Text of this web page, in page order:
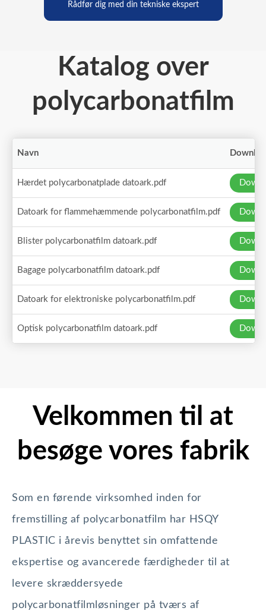
Rådfør dig med din tekniske ekspert
Katalog over
polycarbonatfilm
Navn
Hærdet polycarbonatplade datoark.pdf
Datoark for flammehæmmende polycarbonatfilm.pdf
Blister polycarbonatfilm datoark.pdf
Bagage polycarbonatfilm datoark.pdf
Datoark for elektroniske polycarbonatfilm.pdf
Optisk polycarbonatfilm datoark.pdf
Velkommen til at
besøge vores fabrik
Som en førende virksomhed inden for
fremstilling af polycarbonatfilm har HSQY
PLASTIC i årevis benyttet sin omfattende
ekspertise og avancerede færdigheder til at
levere skræddersyede
polycarbonatfilmløsninger på tværs af